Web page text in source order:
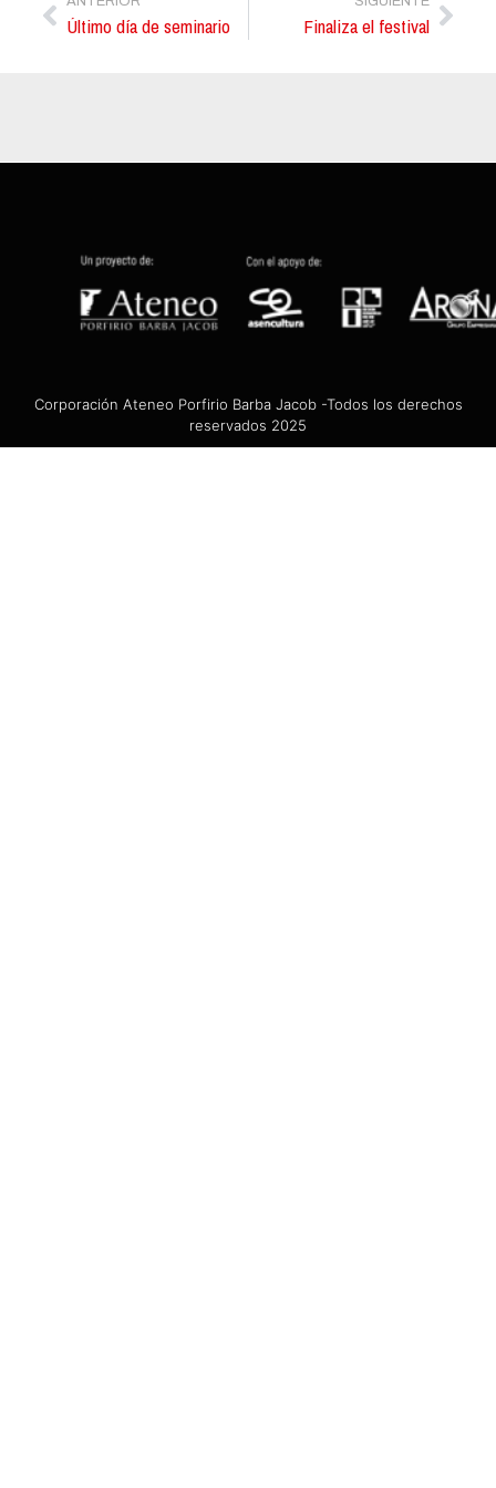
Último día de seminario Finaliza el festival
Corporación Ateneo Porfirio Barba Jacob -Todos los derechos
reservados 2025